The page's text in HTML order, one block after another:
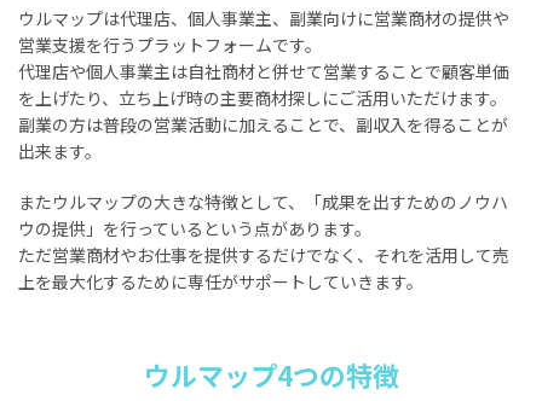
ウルマップは代理店、個人事業主、副業向けに営業商材の提供や
営業支援を行うプラットフォームです。
代理店や個人事業主は自社商材と併せて営業することで顧客単価
を上げたり、立ち上げ時の主要商材探しにご活用いただけます。
副業の方は普段の営業活動に加えることで、副収入を得ることが
出来ます。
またウルマップの大きな特徴として、「成果を出すためのノウハ
ウの提供」を行っているという点があります。
ただ営業商材やお仕事を提供するだけでなく、それを活用して売
上を最大化するために専任がサポートしていきます。
ウルマップ4つの特徴